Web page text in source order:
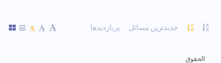
جدیدترین مسائل پربازدیدها
الحقوق